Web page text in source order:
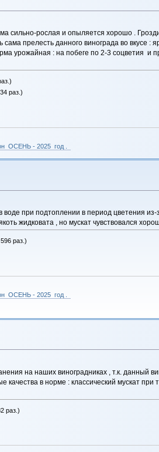
сильно-рослая и опыляется хорошо .
прелесть данного винограда во вкусе
урожайная : на побеге по 2-3 соцветия и
раз.)
ОСЕНЬ - 2025 год .
воде при подтоплении в период цветения
жидковата , но мускат чувствовался
раз.)
ОСЕНЬ - 2025 год .
на наших виноградниках , т.к. данный
в норме : классический мускат
раз.)